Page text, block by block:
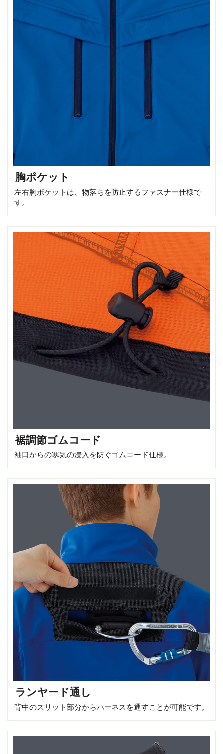
胸ポケット
左右胸ポケットは、物落ちを防止するファスナー仕様で
す。
裾調節ゴムコード
袖口からの寒気の浸入を防ぐゴムコード仕様。
ランヤード通し
背中のスリット部分からハーネスを通すことが可能です。